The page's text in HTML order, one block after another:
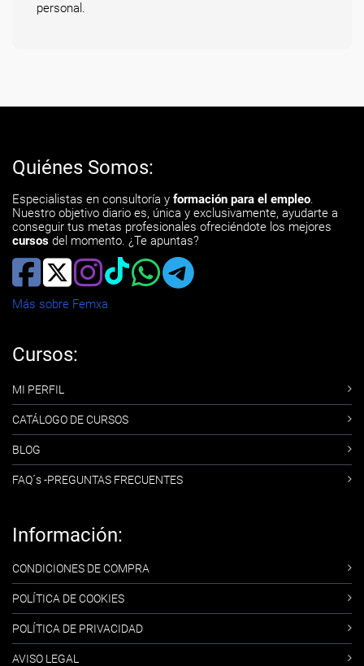
personal.
Quiénes Somos:
Especialistas en consultoría y formación para el empleo.
Nuestro objetivo diario es, única y exclusivamente, ayudarte a
conseguir tus metas profesionales ofreciéndote los mejores
cursos del momento. ¿Te apuntas?
Más sobre Femxa
Cursos:
MI PERFIL
CATÁLOGO DE CURSOS
BLOG
FAQ´s -PREGUNTAS FRECUENTES
Información:
CONDICIONES DE COMPRA
POLÍTICA DE COOKIES
POLÍTICA DE PRIVACIDAD
AVISO LEGAL